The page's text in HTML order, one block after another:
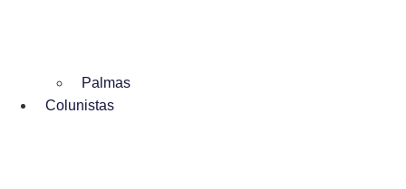
Palmas
Colunistas